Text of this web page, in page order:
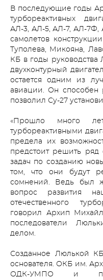
В последующие годы
турбореактивных
АЛ-3, АЛ-5, АЛ-7, АЛ-7Ф,
самолетов
Туполева, Микояна,
КБ в годы руководства
двухконтурный
остается одним из
авиации. Он способен
позволил Су-27
«Прошло много
турбореактивными
предела их
предстоит решить
задач по созданию
том, что они будут
сомнений. Ведь был
вопрос развития
отечественного
говорил Архип
последователи
делом.
Созданное Люлькой
основателя. ОКБ им.
ОДК-УМПО и